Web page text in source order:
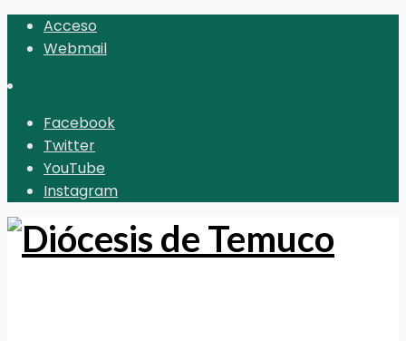
Acceso
Webmail
Facebook
Twitter
YouTube
Instagram